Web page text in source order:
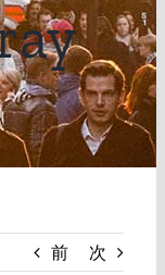
前 次